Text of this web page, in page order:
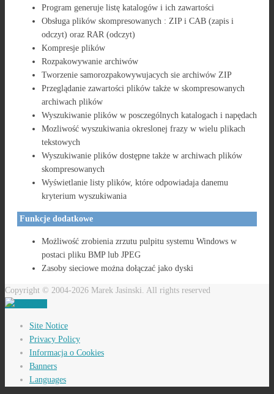
Program generuje listę katalogów i ich zawartości
Obsługa plików skompresowanych : ZIP i CAB (zapis i
odczyt) oraz RAR (odczyt)
Kompresje plików
Rozpakowywanie archiwów
Tworzenie samorozpakowywujacych sie archiwów ZIP
Przeglądanie zawartości plików także w skompresowanych
archiwach plików
Wyszukiwanie plików w posczególnych katalogach i napędach
Mozliwość wyszukiwania okreslonej frazy w wielu plikach
tekstowych
Wyszukiwanie plików dostępne także w archiwach plików
skompresowanych
Wyświetlanie listy plików, które odpowiadaja danemu
kryterium wyszukiwania
Funkcje dodatkowe
Możliwość zrobienia zrzutu pulpitu systemu Windows w
postaci pliku BMP lub JPEG
Zasoby sieciowe można dołączać jako dyski
Copyright © 2004-2026 Marek Jasinski. All rights reserved
Site Notice
Privacy Policy
Informacja o Cookies
Banners
Languages